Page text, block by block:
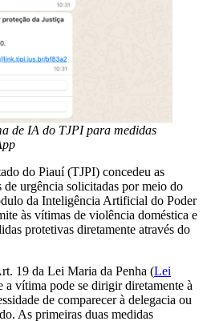
de IA do TJPI para medidas
do Piauí (TJPI) concedeu as
urgência solicitadas por meio do
da Inteligência Artificial do Poder
às vítimas de violência doméstica e
protetivas diretamente através do
19 da Lei Maria da Penha (Lei
a vítima pode se dirigir diretamente à
de comparecer à delegacia ou
As primeiras duas medidas